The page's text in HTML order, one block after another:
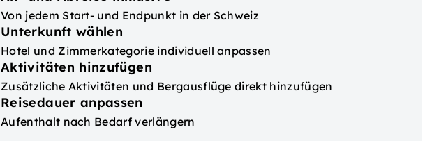
Von jedem Start- und Endpunkt in der Schweiz
Unterkunft wählen
Hotel und Zimmerkategorie individuell anpassen
Aktivitäten hinzufügen
Zusätzliche Aktivitäten und Bergausflüge direkt hinzufügen
Reisedauer anpassen
Aufenthalt nach Bedarf verlängern